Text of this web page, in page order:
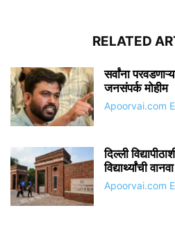
RELATED
सर्वांना
जनसंपर्क मोहीम
Apoorvai.com
दिल्ली
विद्यार्थ्यांची वानवा
Apoorvai.com